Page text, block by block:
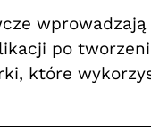
po
które